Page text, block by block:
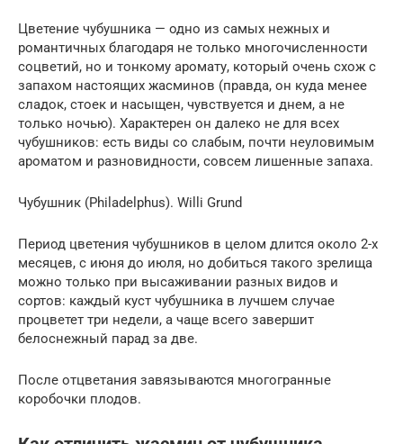
Цветение чубушника — одно из самых нежных и
романтичных благодаря не только многочисленности
соцветий, но и тонкому аромату, который очень схож с
запахом настоящих жасминов (правда, он куда менее
сладок, стоек и насыщен, чувствуется и днем, а не
только ночью). Характерен он далеко не для всех
чубушников: есть виды со слабым, почти неуловимым
ароматом и разновидности, совсем лишенные запаха.
Чубушник (Philadelphus). Willi Grund
Период цветения чубушников в целом длится около 2-х
месяцев, с июня до июля, но добиться такого зрелища
можно только при высаживании разных видов и
сортов: каждый куст чубушника в лучшем случае
процветет три недели, а чаще всего завершит
белоснежный парад за две.
После отцветания завязываются многогранные
коробочки плодов.